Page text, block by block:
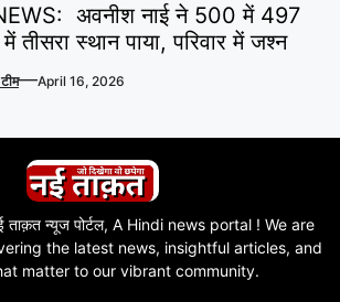
अवनीश नाई ने 500 में 497
तीसरा स्थान पाया, परिवार में जश्न
—April 16, 2026
ताक़त न्यूज पोर्टल, A Hindi news portal ! We are
the latest news, insightful articles, and
matter to our vibrant community.